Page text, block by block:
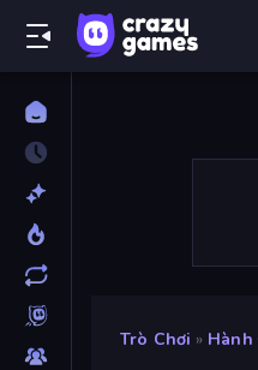
Trò Chơi »